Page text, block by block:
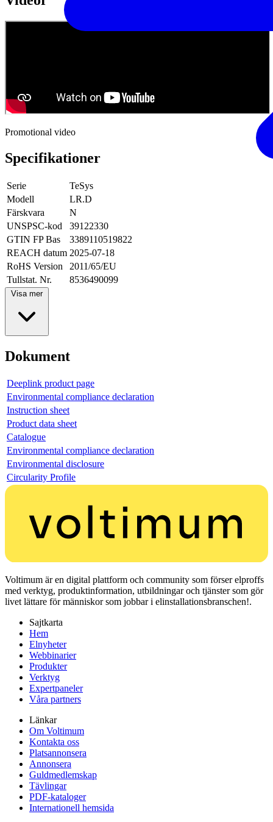
Promotional video
Specifikationer
Serie
TeSys
Modell
LR.D
Färskvara
N
UNSPSC-kod
39122330
GTIN FP Bas
3389110519822
REACH datum 2025-07-18
RoHS Version
2011/65/EU
Tullstat. Nr.
8536490099
Visa mer
Dokument
Deeplink product page
Environmental compliance declaration
Instruction sheet
Product data sheet
Catalogue
Environmental compliance declaration
Environmental disclosure
Circularity Profile
Voltimum är en digital plattform och community som förser elproffs
med verktyg, produktinformation, utbildningar och tjänster som gör
livet lättare för människor som jobbar i elinstallationsbranschen!.
Sajtkarta
Hem
Elnyheter
Webbinarier
Produkter
Verktyg
Expertpaneler
Våra partners
Länkar
Om Voltimum
Kontakta oss
Platsannonsera
Annonsera
Guldmedlemskap
Tävlingar
PDF-kataloger
Internationell hemsida